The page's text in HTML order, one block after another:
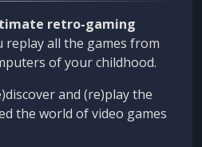
retro-gaming
replay all the games from
of your childhood.
and (re)play the
the world of video games